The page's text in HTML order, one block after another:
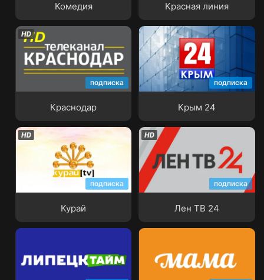
Комедия Красная линия
подписка
Краснодар
подписка
Крым 24
Крым 24
подписка
Курай
подписка
Лен ТВ 24
Лен ТВ 24